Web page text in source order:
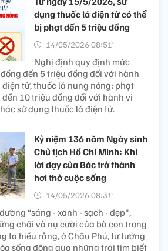
dụng thuốc lá điện tử có thể
bị phạt đến 5 triệu đồng
14/05/2026 08:51’
Nghị định quy định mức
đến 5 triệu đồng đối với hành
tử, thuốc lá nung nóng; phạt
10 triệu đồng đối với hành vi
sử dụng thuốc lá điện tử.
Kỷ niệm 136 năm Ngày sinh
Chủ tịch Hồ Chí Minh: Khi
lời dạy của Bác trở thành
hơi thở cuộc sống
14/05/2026 08:31’
“sáng - xanh - sạch - đẹp",
chãi và nụ cười của bà con trong
ta hiểu rằng, ở Châu Phú, tư tưởng
sống động qua những trái tim biết